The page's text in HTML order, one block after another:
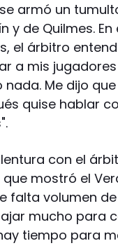
armó un
y de Quilmes.
el árbitro
a mis
Me dijo
quise hablar
con el
mostró el
falta volumen
mucho para
tiempo para